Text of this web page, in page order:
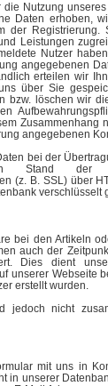
die Nutzung
Daten erhoben,
der
Leistungen
Nutzer
angegebenen
erteilen wir
über Sie
bzw. löschen wir
Zusammenhang
angegebenen
bei der
Stand der
(z. B. SSL) über
verschlüsselt
bei den Artikeln
auch der
Dies dient
unserer Webseite
erstellt wurden.
jedoch nicht
mit uns in
in unserer